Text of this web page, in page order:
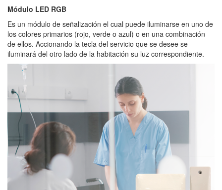
Módulo LED RGB
Es un módulo de señalización el cual puede iluminarse en uno de
los colores primarios (rojo, verde o azul) o en una combinación
de ellos. Accionando la tecla del servicio que se desee se
iluminará del otro lado de la habitación su luz correspondiente.